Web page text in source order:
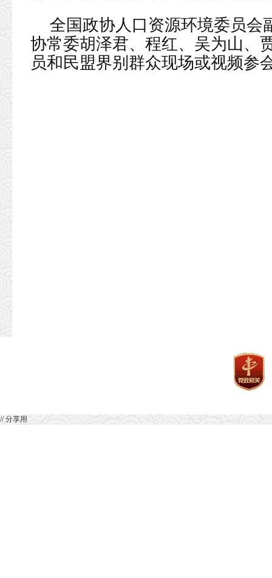
全国政协人口资源环境委员会
协常委胡泽君、程红、吴为山、
员和民盟界别群众现场或视频参
// 分享用